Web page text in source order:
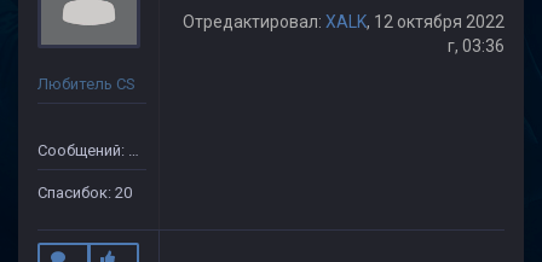
Любитель CS
Сообщений: 149
Спасибок: 20
Отредактировал: XALK, 12 октября 2022
г, 03:36